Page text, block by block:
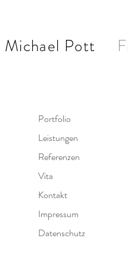
Portfolio
Leistungen
Referenzen
Vita
Kontakt
Impressum
Datenschutz
Michael Pott